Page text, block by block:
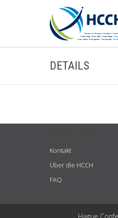
DETAILS
Kontakt
Über die HCCH
FAQ